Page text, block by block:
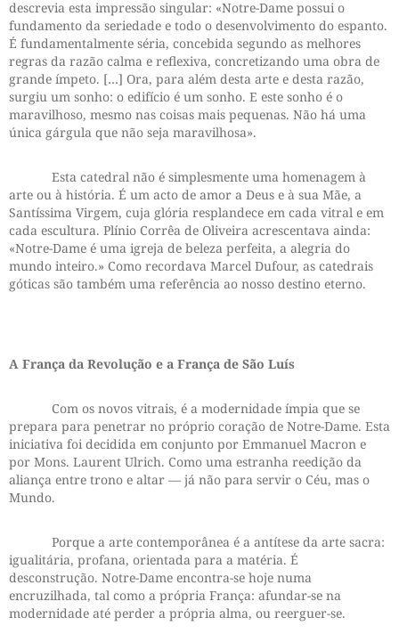
descrevia esta impressão singular: «Notre-Dame possui o
fundamento da seriedade e todo o desenvolvimento do espanto.
É fundamentalmente séria, concebida segundo as melhores
regras da razão calma e reflexiva, concretizando uma obra de
grande ímpeto. […] Ora, para além desta arte e desta razão,
surgiu um sonho: o edifício é um sonho. E este sonho é o
maravilhoso, mesmo nas coisas mais pequenas. Não há uma
única gárgula que não seja maravilhosa».
Esta catedral não é simplesmente uma homenagem à
arte ou à história. É um acto de amor a Deus e à sua Mãe, a
Santíssima Virgem, cuja glória resplandece em cada vitral e em
cada escultura. Plínio Corrêa de Oliveira acrescentava ainda:
«Notre-Dame é uma igreja de beleza perfeita, a alegria do
mundo inteiro.» Como recordava Marcel Dufour, as catedrais
góticas são também uma referência ao nosso destino eterno.
A França da Revolução e a França de São Luís
Com os novos vitrais, é a modernidade ímpia que se
prepara para penetrar no próprio coração de Notre-Dame. Esta
iniciativa foi decidida em conjunto por Emmanuel Macron e
por Mons. Laurent Ulrich. Como uma estranha reedição da
aliança entre trono e altar — já não para servir o Céu, mas o
Mundo.
Porque a arte contemporânea é a antítese da arte sacra:
igualitária, profana, orientada para a matéria. É
desconstrução. Notre-Dame encontra-se hoje numa
encruzilhada, tal como a própria França: afundar-se na
modernidade até perder a própria alma, ou reerguer-se.